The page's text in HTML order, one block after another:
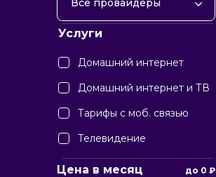
Все провайдеры
Услуги
Домашний интернет
Домашний интернет и ТВ
Тарифы с моб. связью
Телевидение
Цена в месяц до 0 ₽